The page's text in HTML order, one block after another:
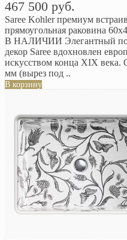
467 500 руб.
Saree Kohler премиум
прямоугольная раковина
В НАЛИЧИИ Элегантный по
декор Saree вдохновлен
искусством конца XIX века.
мм (вырез под ..
В корзину